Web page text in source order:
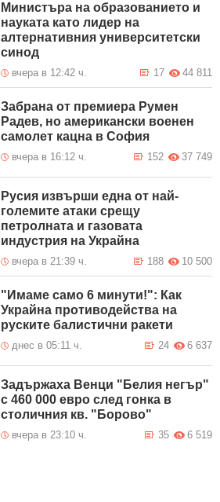
Министъра на образованието и
науката като лидер на
алтернативния университетски
синод
вчера в 12:42 ч. 44 811
17
Забрана от премиера Румен
Радев, но американски военен
самолет кацна в София
вчера в 16:12 ч. 37 749
152
Русия извърши една от най-
големите атаки срещу
петролната и газовата
индустрия на Украйна
вчера в 21:39 ч. 10 500
188
"Имаме само 6 минути!": Как
Украйна противодейства на
руските балистични ракети
днес в 05:11 ч. 6 637
24
Задържаха Венци "Белия негър"
с 460 000 евро след гонка в
столичния кв. "Борово"
вчера в 23:10 ч. 6 519
35